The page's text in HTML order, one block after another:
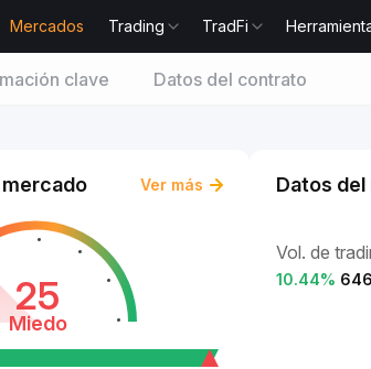
Mercados Trading TradFi
clave Datos del contrato
Ver más
25
Miedo
Datos
Vol. de
10.44%